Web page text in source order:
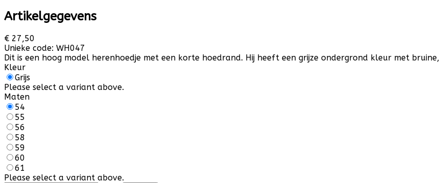
Artikelgegevens
€ 27,50
Unieke code: WH047
Dit is een hoog model herenhoedje met een korte hoedrand. Hij heeft een grijze ondergrond kleur met
Kleur
Grijs
Please select a variant above.
Maten
54
55
56
58
59
60
61
Please select a variant above.